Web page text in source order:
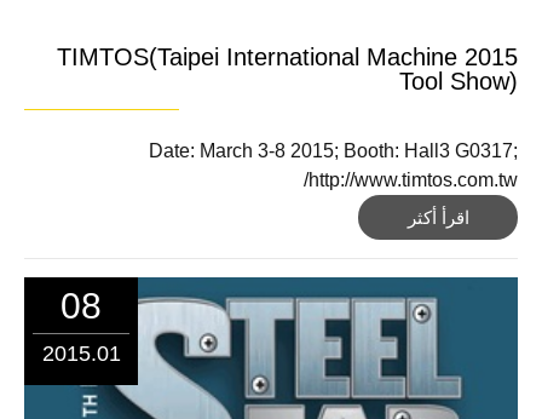
2015 TIMTOS(Taipei International Machine
Tool Show)
Date: March 3-8 2015; Booth: Hall3 G0317;
http://www.timtos.com.tw/
اقرأ أكثر
08
2015.01